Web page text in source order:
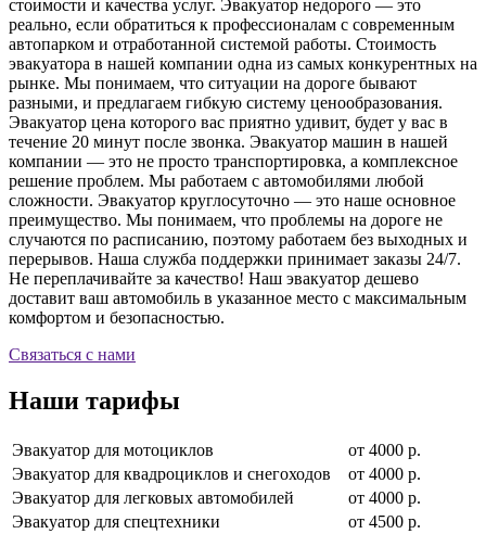
стоимости и качества услуг. Эвакуатор недорого — это
реально, если обратиться к профессионалам с современным
автопарком и отработанной системой работы. Стоимость
эвакуатора в нашей компании одна из самых конкурентных на
рынке. Мы понимаем, что ситуации на дороге бывают
разными, и предлагаем гибкую систему ценообразования.
Эвакуатор цена которого вас приятно удивит, будет у вас в
течение 20 минут после звонка. Эвакуатор машин в нашей
компании — это не просто транспортировка, а комплексное
решение проблем. Мы работаем с автомобилями любой
сложности. Эвакуатор круглосуточно — это наше основное
преимущество. Мы понимаем, что проблемы на дороге не
случаются по расписанию, поэтому работаем без выходных и
перерывов. Наша служба поддержки принимает заказы 24/7.
Не переплачивайте за качество! Наш эвакуатор дешево
доставит ваш автомобиль в указанное место с максимальным
комфортом и безопасностью.
Связаться с нами
Наши тарифы
Эвакуатор для мотоциклов
от 4000 р.
Эвакуатор для квадроциклов и снегоходов
от 4000 р.
Эвакуатор для легковых автомобилей
от 4000 р.
Эвакуатор для спецтехники
от 4500 р.